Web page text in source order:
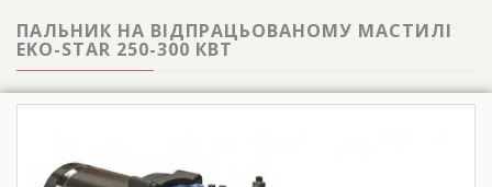
ПАЛЬНИК НА ВІДПРАЦЬОВАНОМУ МАСТИЛІ
EKO-STAR 250-300 КВТ